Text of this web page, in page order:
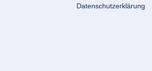
Datenschutzerklärung